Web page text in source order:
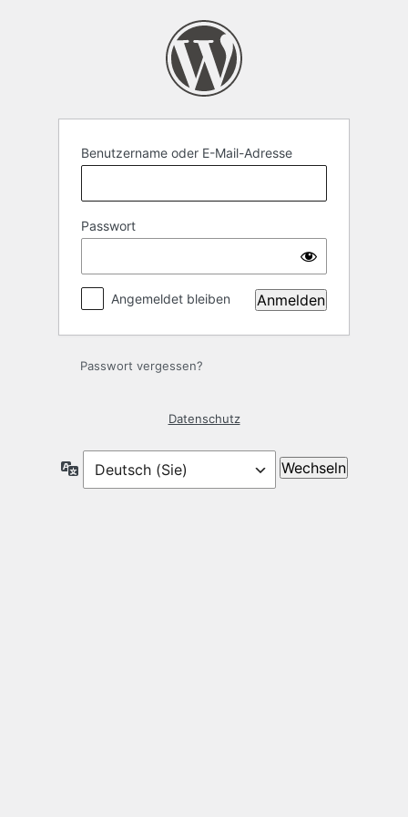
Benutzername oder E-Mail-Adresse
Passwort
Angemeldet bleiben
Passwort vergessen?
Datenschutz
Sprache